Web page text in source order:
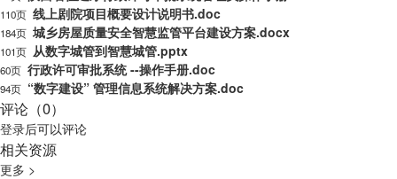
110页 线上剧院项目概要设计说明书.doc
184页 城乡房屋质量安全智慧监管平台建设方案.docx
101页 从数字城管到智慧城管.pptx
60页 行政许可审批系统 --操作手册.doc
94页 “数字建设” 管理信息系统解决方案.doc
评论（0）
登录后可以评论
相关资源
更多 >